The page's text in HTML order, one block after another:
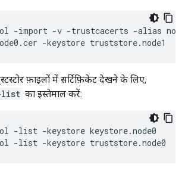
-import -v -trustcacerts -alias
-keystore truststore.node1
फ़ाइलों में सर्टिफ़िकेट देखने के लिए,
list का इस्तेमाल करें:
-list -keystore keystore.node0
-list -keystore truststore.node0